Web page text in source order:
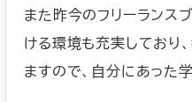
また昨今のフリーランス
ける環境も充実しており
ますので、自分にあった